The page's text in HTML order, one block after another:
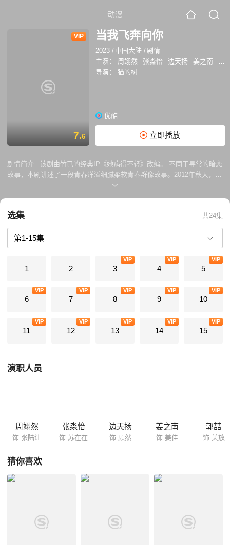
动漫
VIP
7.6
当我飞奔向你
2023 / 中国大陆 /剧情
主演：
周翊然 张淼怡 边天扬 姜之南
郭
导演：
猫的树
优酷
立即播放
剧情简介 : 该剧由竹已的经典IP《她病得不轻》改编。 不同于寻常的暗恋
故事，本剧讲述了一段青春洋溢细腻柔软青春群像故事。2012年秋天，江
宜市育才中学迎来一批新生。而在此之前，直球少女苏在在（张淼怡 饰）
青涩的初恋故事也在伙伴们的见证下慢慢发生。 而顾然（边天扬 饰）与
姜佳（姜之南 饰）这对欢喜冤家也是妙趣横生，在“鸡飞狗跳”与别扭关怀
中展现别样青春活力。 张陆让苏在在与顾然、姜佳、关放（郭喆 饰）五
人也在青春的每一天里逐渐亲密，一起成长一起经历，友情逐渐深刻，成
选集 共24集
1 2 3
VIP
4
VIP
5
VIP
6
VIP
7
VIP
8
VIP
9
VIP
10
VIP
11
VIP
12
VIP
13
VIP
14
VIP
15
VIP
演职人员
周翊然
饰 张陆让
张淼怡
饰 苏在在
边天扬
饰 顾然
姜之南
饰 姜佳
郭喆
饰 关放
猜你喜欢